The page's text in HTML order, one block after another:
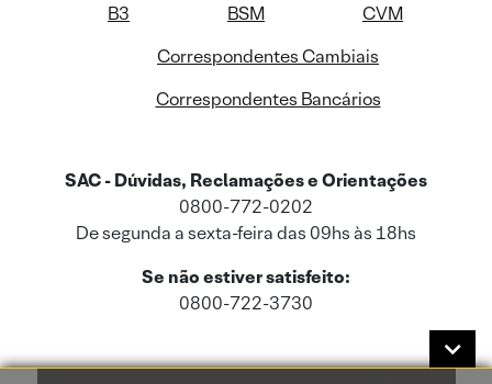
B3 BSM
CVM
Correspondentes Cambiais
Correspondentes Bancários
SAC - Dúvidas, Reclamações e Orientações
0800-772-0202
De segunda a sexta-feira das 09hs às 18hs
Se não estiver satisfeito:
0800-722-3730